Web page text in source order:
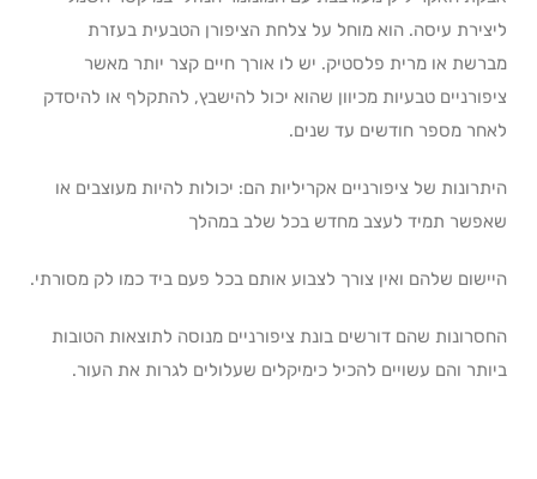
ליצירת עיסה. הוא מוחל על צלחת הציפורן הטבעית בעזרת
מברשת או מרית פלסטיק. יש לו אורך חיים קצר יותר מאשר
ציפורניים טבעיות מכיוון שהוא יכול להישבץ, להתקלף או להיסדק
לאחר מספר חודשים עד שנים.
היתרונות של ציפורניים אקריליות הם: יכולות להיות מעוצבים או
שאפשר תמיד לעצב מחדש בכל שלב במהלך
היישום שלהם ואין צורך לצבוע אותם בכל פעם ביד כמו לק מסורתי.
החסרונות שהם דורשים בונת ציפורניים מנוסה לתוצאות הטובות
ביותר והם עשויים להכיל כימיקלים שעלולים לגרות את העור.